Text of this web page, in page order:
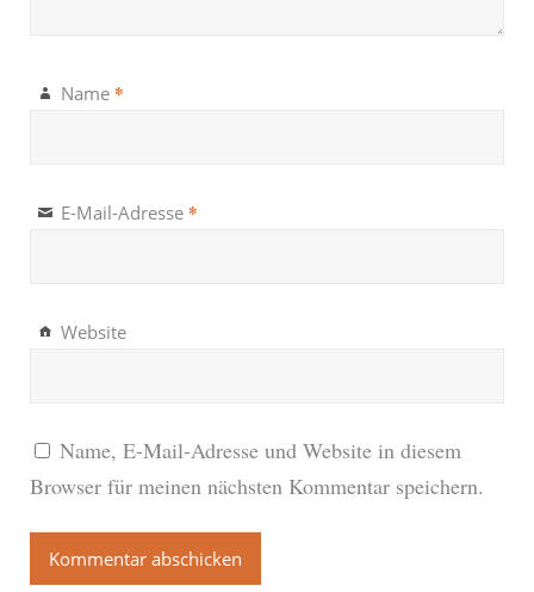
Name *
E-Mail-Adresse *
Website
Name, E-Mail-Adresse und Website in diesem
Browser für meinen nächsten Kommentar speichern.